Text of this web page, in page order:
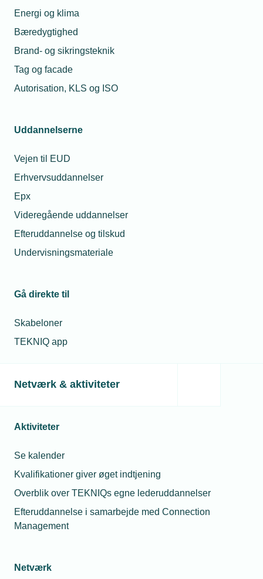
Energi og klima
Bæredygtighed
Brand- og sikringsteknik
Tag og facade
Autorisation, KLS og ISO
Uddannelserne
Vejen til EUD
Erhvervsuddannelser
Epx
Videregående uddannelser
Efteruddannelse og tilskud
Undervisningsmateriale
Gå direkte til
Skabeloner
TEKNIQ app
Netværk & aktiviteter
Aktiviteter
Se kalender
Kvalifikationer giver øget indtjening
Overblik over TEKNIQs egne lederuddannelser
Efteruddannelse i samarbejde med Connection
Management
Netværk
havne i problemer
Flere VE-installatører ender med
håret i postkassen, og deres
kunder mister tilskud, når
de ikke har VE-godkendelse hos